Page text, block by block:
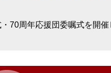
70周年応援団委嘱式を開催